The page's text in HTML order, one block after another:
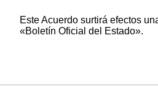
Este Acuerdo surtirá efectos
«Boletín Oficial del Estado».